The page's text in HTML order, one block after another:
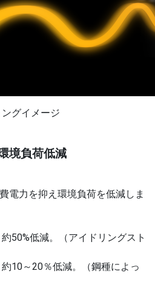
グイメージ
境負荷低減
電力を抑え環境負荷を低減しま
50%低減。（アイドリングスト
10～20％低減。（鋼種によっ